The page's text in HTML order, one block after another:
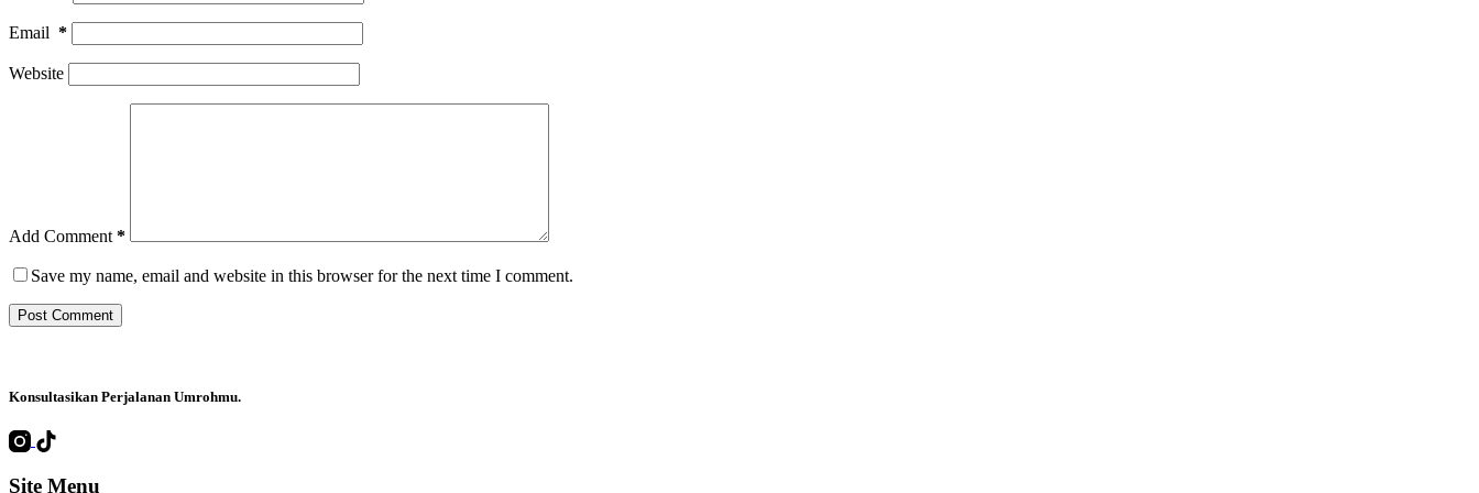
Email *
Website
Add Comment *
Save my name, email and website in this browser for the next time I comment.
Post Comment
Konsultasikan Perjalanan Umrohmu.
Site Menu